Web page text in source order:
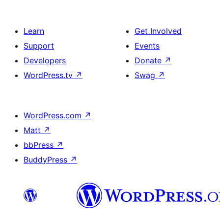
Learn
Support
Developers
WordPress.tv ↗
Get Involved
Events
Donate ↗
Swag ↗
WordPress.com ↗
Matt ↗
bbPress ↗
BuddyPress ↗